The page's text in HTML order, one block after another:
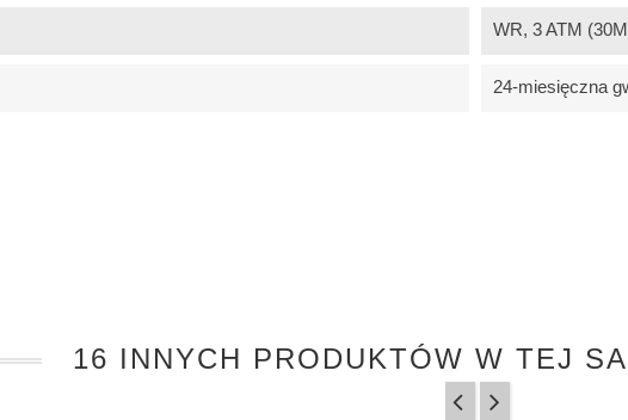
WR, 3 ATM
24-miesięczna
16 INNYCH PRODUKTÓW W TEJ